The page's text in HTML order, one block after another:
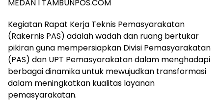
MEDAN I TAMBUNPOS.COM
Kegiatan Rapat Kerja Teknis Pemasyarakatan
(Rakernis PAS) adalah wadah dan ruang bertukar
pikiran guna mempersiapkan Divisi Pemasyarakatan
(PAS) dan UPT Pemasyarakatan dalam menghadapi
berbagai dinamika untuk mewujudkan transformasi
dalam meningkatkan kualitas layanan
pemasyarakatan.